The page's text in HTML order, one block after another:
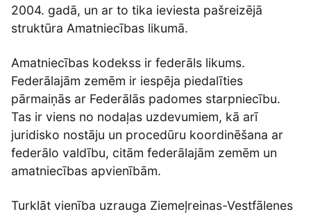
2004. gadā, un ar to tika ieviesta pašreizējā
struktūra Amatniecības likumā.
Amatniecības kodekss ir federāls likums.
Federālajām zemēm ir iespēja piedalīties
pārmaiņās ar Federālās padomes starpniecību.
Tas ir viens no nodaļas uzdevumiem, kā arī
juridisko nostāju un procedūru koordinēšana ar
federālo valdību, citām federālajām zemēm un
amatniecības apvienībām.
Turklāt vienība uzrauga Ziemeļreinas-Vestfālenes